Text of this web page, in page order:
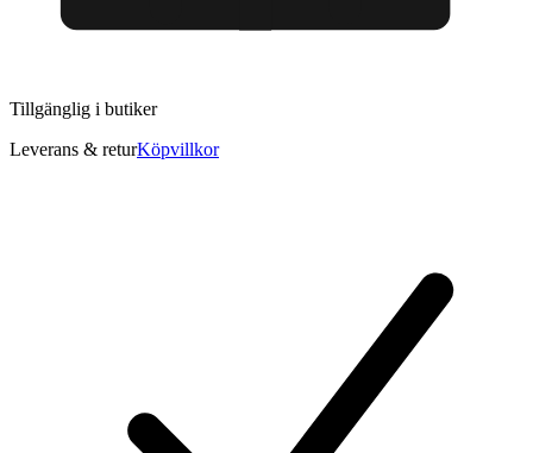
Tillgänglig i butiker
Leverans & returKöpvillkor